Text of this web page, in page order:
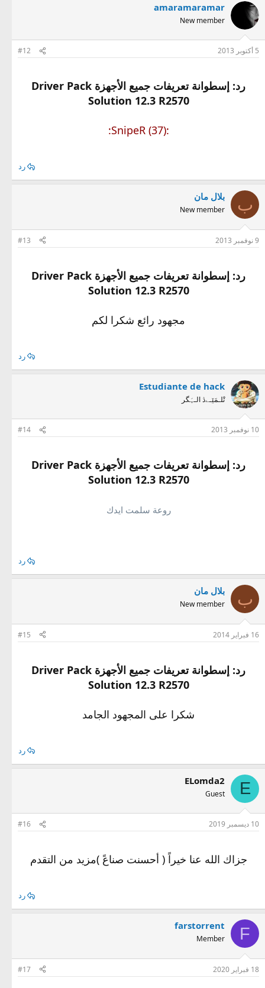
amaramaramar
New member
5 أكتوبر 2013 #12
رد: إسطوانة تعريفات جميع الأجهزة Driver Pack
Solution 12.3 R2570
:SnipeR (37):
رد
ب بلال مان
New member
9 نوفمبر 2013 #13
رد: إسطوانة تعريفات جميع الأجهزة Driver Pack
Solution 12.3 R2570
مجهود رائع شكرا لكم
رد
Estudiante de hack
تْلـمَێـےڎ الـہَگر
10 نوفمبر 2013 #14
رد: إسطوانة تعريفات جميع الأجهزة Driver Pack
Solution 12.3 R2570
روعة سلمت ايدك
رد
ب بلال مان
New member
16 فبراير 2014 #15
رد: إسطوانة تعريفات جميع الأجهزة Driver Pack
Solution 12.3 R2570
شكرا على المجهود الجامد
رد
E
ELomda2
Guest
10 ديسمبر 2019 #16
جزاك الله عنا خيراً ( أحسنت صناعً )مزيد من التقدم
رد
F
farstorrent
Member
18 فبراير 2020 #17